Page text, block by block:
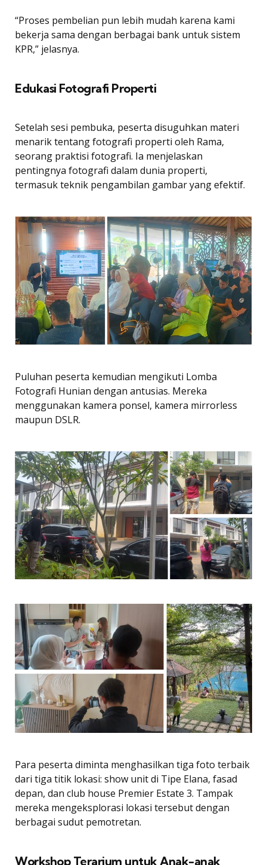
“Proses pembelian pun lebih mudah karena kami
bekerja sama dengan berbagai bank untuk sistem
KPR,” jelasnya.
Edukasi Fotografi Properti
Setelah sesi pembuka, peserta disuguhkan materi
menarik tentang fotografi properti oleh Rama,
seorang praktisi fotografi. Ia menjelaskan
pentingnya fotografi dalam dunia properti,
termasuk teknik pengambilan gambar yang efektif.
Puluhan peserta kemudian mengikuti Lomba
Fotografi Hunian dengan antusias. Mereka
menggunakan kamera ponsel, kamera mirrorless
maupun DSLR.
Para peserta diminta menghasilkan tiga foto terbaik
dari tiga titik lokasi: show unit di Tipe Elana, fasad
depan, dan club house Premier Estate 3. Tampak
mereka mengeksplorasi lokasi tersebut dengan
berbagai sudut pemotretan.
Workshop Terarium untuk Anak-anak